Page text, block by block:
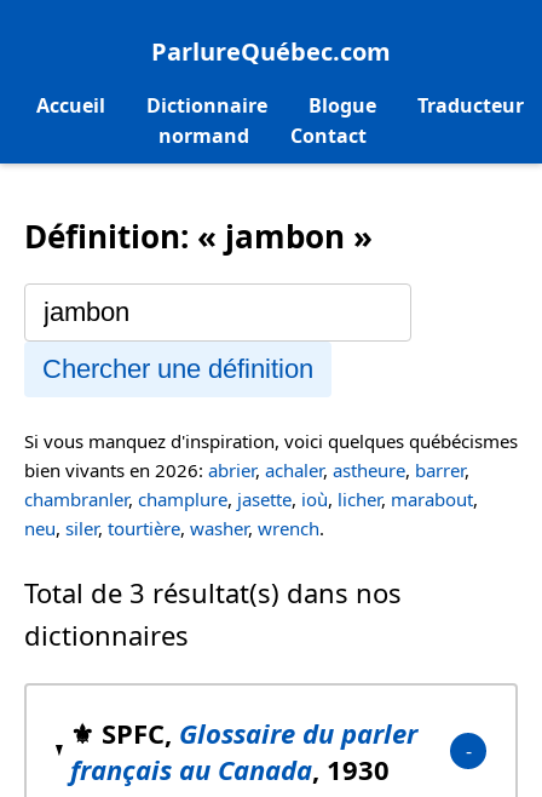
ParlureQuébec.com
Accueil Dictionnaire Blogue
Traducteur
normand
Contact
Définition: « jambon »
Chercher une définition
Si vous manquez d'inspiration, voici quelques québécismes
bien vivants en 2026: abrier, achaler, astheure, barrer,
chambranler, champlure, jasette, ioù, licher, marabout,
neu, siler, tourtière, washer, wrench.
Total de 3 résultat(s) dans nos
dictionnaires
⚜️ SPFC, Glossaire du parler
français au Canada, 1930